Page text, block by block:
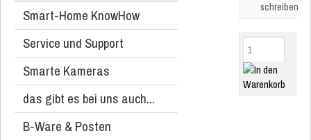
Smart-Home KnowHow
Service und Support
Smarte Kameras
das gibt es bei uns auch...
B-Ware & Posten
schreiben